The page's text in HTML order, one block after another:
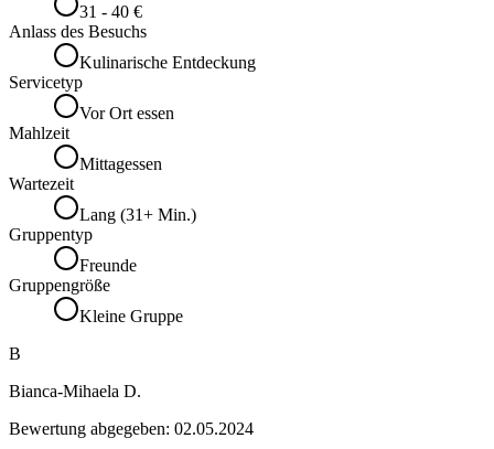
31 - 40 €
Anlass des Besuchs
Kulinarische Entdeckung
Servicetyp
Vor Ort essen
Mahlzeit
Mittagessen
Wartezeit
Lang (31+ Min.)
Gruppentyp
Freunde
Gruppengröße
Kleine Gruppe
B
Bianca-Mihaela D.
Bewertung abgegeben: 02.05.2024